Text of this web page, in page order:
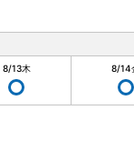
8/13木 8/14